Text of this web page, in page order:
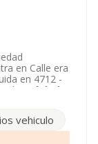
en Calle era
en 4712 -
Adabel
vehiculo